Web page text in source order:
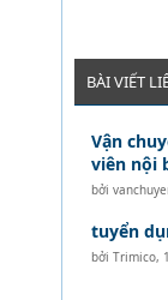
BÀI VIẾT
Vận
viên nội
bởi
tuyển
bởi Trimico,